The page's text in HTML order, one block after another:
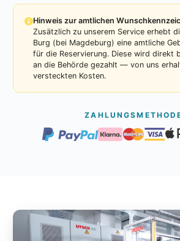
Hinweis zur amtlichen
Zusätzlich zu unserem Service erhebt
Burg (bei Magdeburg) eine amtliche
für die Reservierung. Diese wird direkt
an die Behörde gezahlt — von uns
versteckten Kosten.